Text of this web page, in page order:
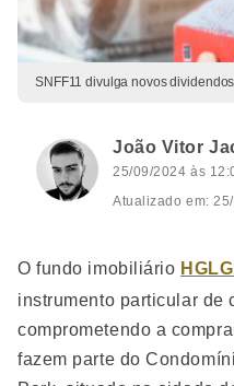
SNFF11 divulga novos
João Vitor
25/09/2024 às
Atualizado em:
O fundo imobiliário
instrumento particular de
comprometendo a
fazem parte do